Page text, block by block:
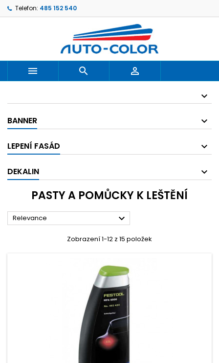
Telefon: 485 152 540
  
BANNER
LEPENÍ FASÁD
DEKALIN
PASTY A POMŮCKY K LEŠTĚNÍ
Relevance 
Zobrazení 1-12 z 15 položek